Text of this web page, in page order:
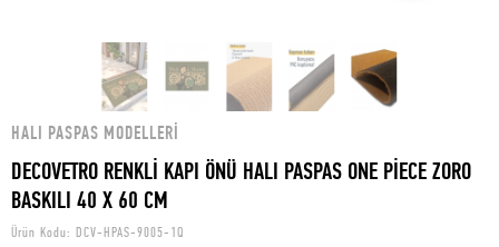
HALI PASPAS MODELLERI
DECOVETRO RENKLİ KAPI ÖNÜ HALI PASPAS ONE PİECE ZORO
BASKILI 40 X 60 CM
Ürün Kodu: DCV-HPAS-9005-1Q